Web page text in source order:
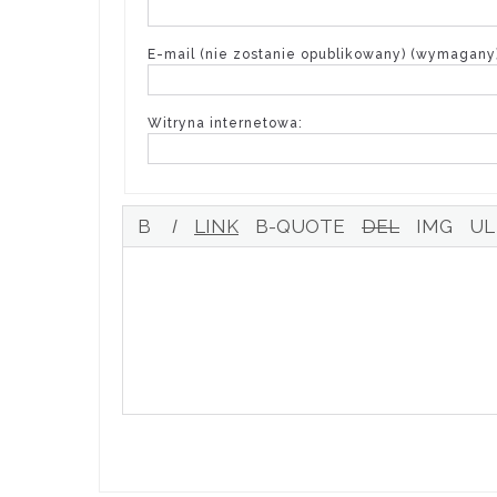
E-mail (nie zostanie opublikowany)
Witryna internetowa: